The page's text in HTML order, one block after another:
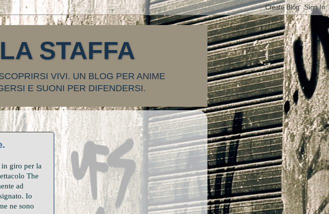
STAFFA
VIVI. UN BLOG PER ANIME
E SUONI PER DIFENDERSI.
in giro per la
The
ad
Io
ne sono